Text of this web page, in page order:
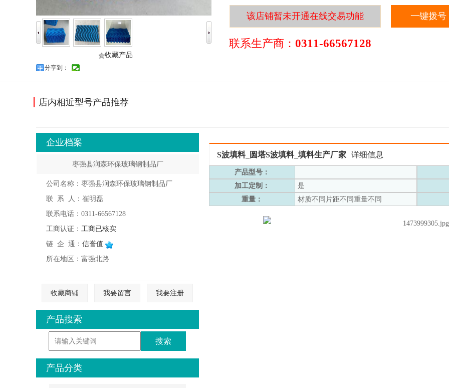
收藏产品
分享到：
该店铺暂未开通在线交易功能 一键拨号
联系生产商： 0311-66567128
店内相近型号产品推荐
企业档案
枣强县润森环保玻璃钢制品厂
公司名称：枣强县润森环保玻璃钢制品厂
联 系 人：崔明磊
联系电话：0311-66567128
工商认证： 工商已核实
链 企 通： 信誉值
所在地区：富强北路
收藏商铺 我要留言 我要注册
产品搜索
产品分类
S波填料_圆塔S波填料_填料生产厂家 详细信息
产品型号：
加工定制：
是
重量：
材质不同片距不同重量不同